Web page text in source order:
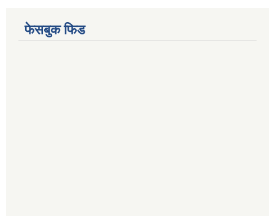
फेसबुक फिड